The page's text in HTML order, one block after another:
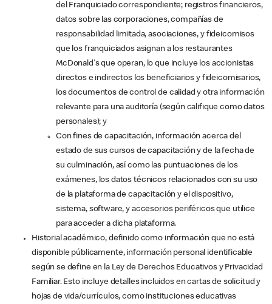
del Franquiciado correspondiente; registros financieros,
datos sobre las corporaciones, compañías de
responsabilidad limitada, asociaciones, y fideicomisos
que los franquiciados asignan a los restaurantes
McDonald's que operan, lo que incluye los accionistas
directos e indirectos los beneficiarios y fideicomisarios,
los documentos de control de calidad y otra información
relevante para una auditoría (según califique como datos
personales); y
Con fines de capacitación, información acerca del
estado de sus cursos de capacitación y de la fecha de
su culminación, así como las puntuaciones de los
exámenes, los datos técnicos relacionados con su uso
de la plataforma de capacitación y el dispositivo,
sistema, software, y accesorios periféricos que utilice
para acceder a dicha plataforma.
Historial académico, definido como información que no está
disponible públicamente, información personal identificable
según se define en la Ley de Derechos Educativos y Privacidad
Familiar. Esto incluye detalles incluidos en cartas de solicitud y
hojas de vida/currículos, como instituciones educativas